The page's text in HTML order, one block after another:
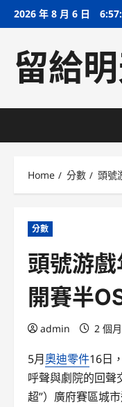
Skip2026 年 8 月 6 日
留給
Home 分數 頭號
分數
頭號游
開賽半
admin 2 個
5月奧迪零件16日
呼聲與劇院的回聲
超”）廣府賽區城